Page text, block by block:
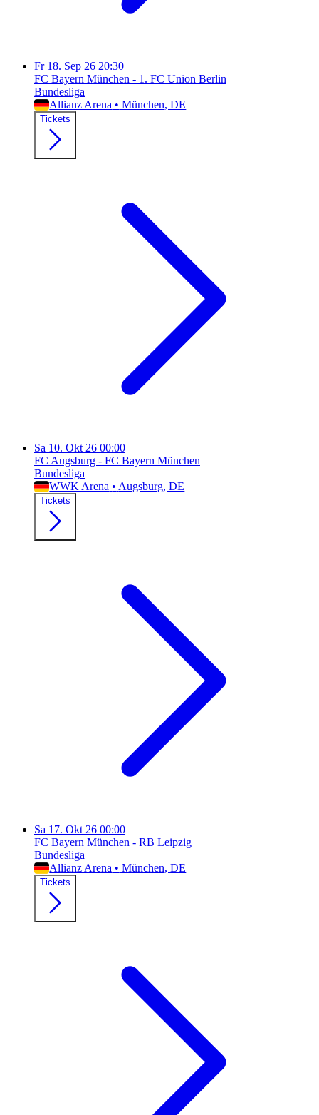
Fr 18. Sep 26 20:30
FC Bayern München - 1. FC Union Berlin
Bundesliga
Allianz Arena • München, DE
Tickets
Sa 10. Okt 26 00:00
FC Augsburg - FC Bayern München
Bundesliga
WWK Arena • Augsburg, DE
Tickets
Sa 17. Okt 26 00:00
FC Bayern München - RB Leipzig
Bundesliga
Allianz Arena • München, DE
Tickets